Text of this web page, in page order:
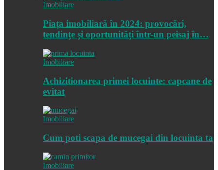
Imobiliare
Piața imobiliară în 2024: provocări,
tendințe și oportunități într-un peisaj în…
Imobiliare
Achizitionarea primei locuinte: capcane de
evitat
Imobiliare
Cum poti scapa de mucegai din locuinta ta
Imobiliare